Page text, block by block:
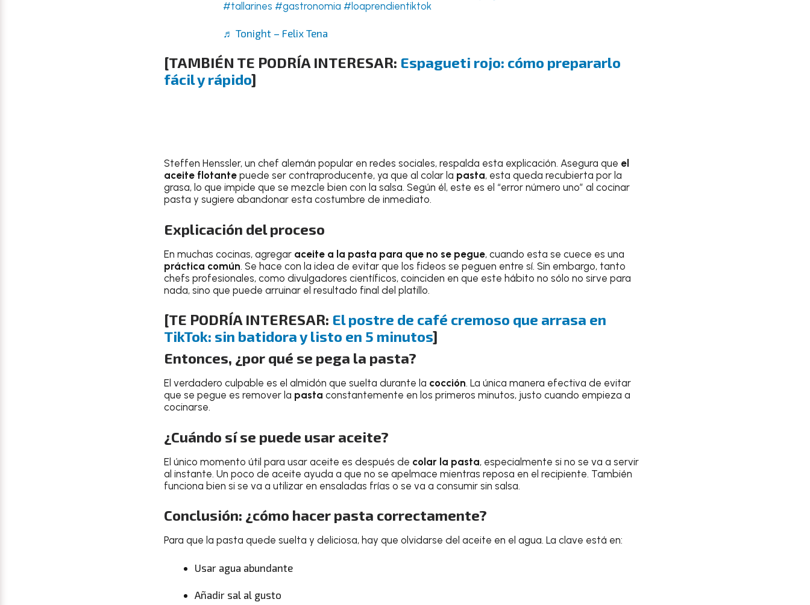
#tallarines #gastronomia #loaprendientiktok
♬ Tonight – Felix Tena
[TAMBIÉN TE PODRÍA INTERESAR: Espagueti rojo: cómo prepararlo
fácil y rápido]
Steffen Henssler, un chef alemán popular en redes sociales, respalda esta explicación. Asegura que el
aceite flotante puede ser contraproducente, ya que al colar la pasta, esta queda recubierta por la
grasa, lo que impide que se mezcle bien con la salsa. Según él, este es el “error número uno” al cocinar
pasta y sugiere abandonar esta costumbre de inmediato.
Explicación del proceso
En muchas cocinas, agregar aceite a la pasta para que no se pegue, cuando esta se cuece es una
práctica común. Se hace con la idea de evitar que los fideos se peguen entre sí. Sin embargo, tanto
chefs profesionales, como divulgadores científicos, coinciden en que este hábito no sólo no sirve para
nada, sino que puede arruinar el resultado final del platillo.
[TE PODRÍA INTERESAR: El postre de café cremoso que arrasa en
TikTok: sin batidora y listo en 5 minutos]
Entonces, ¿por qué se pega la pasta?
El verdadero culpable es el almidón que suelta durante la cocción. La única manera efectiva de evitar
que se pegue es remover la pasta constantemente en los primeros minutos, justo cuando empieza a
cocinarse.
¿Cuándo sí se puede usar aceite?
El único momento útil para usar aceite es después de colar la pasta, especialmente si no se va a servir
al instante. Un poco de aceite ayuda a que no se apelmace mientras reposa en el recipiente. También
funciona bien si se va a utilizar en ensaladas frías o se va a consumir sin salsa.
Conclusión: ¿cómo hacer pasta correctamente?
Para que la pasta quede suelta y deliciosa, hay que olvidarse del aceite en el agua. La clave está en:
Usar agua abundante
Añadir sal al gusto